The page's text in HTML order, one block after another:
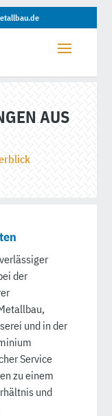
AUS
der
und in der
Service
zu einem
und